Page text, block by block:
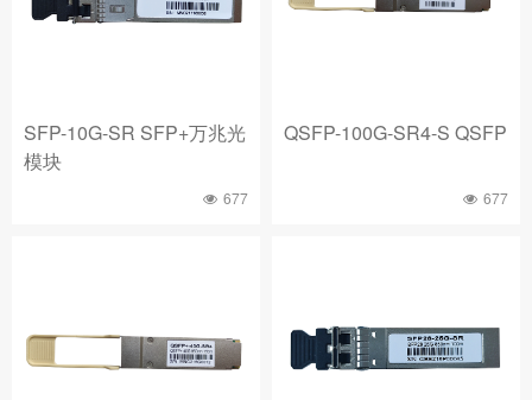
SFP-10G-SR SFP+万兆光
模块
677
QSFP-100G-SR4-S QSFP
677